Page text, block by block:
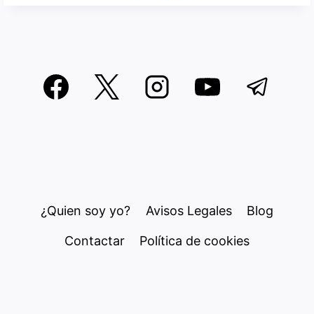
¿Quien soy yo? Avisos Legales Blog
Contactar Política de cookies